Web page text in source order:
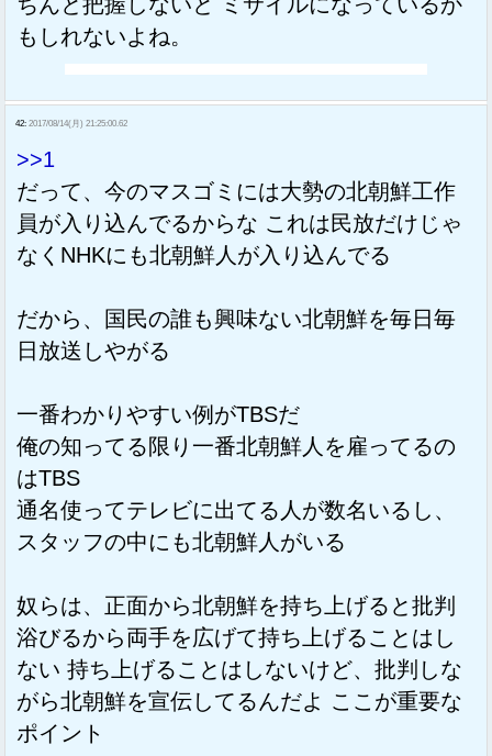
もしれないよね。
42: 2017/08/14(月) 21:25:00.62
>>1
だって、今のマスゴミには大勢の北朝鮮工作
員が入り込んでるからな これは民放だけじゃ
なくNHKにも北朝鮮人が入り込んでる
だから、国民の誰も興味ない北朝鮮を毎日毎
日放送しやがる
一番わかりやすい例がTBSだ
俺の知ってる限り一番北朝鮮人を雇ってるの
はTBS
通名使ってテレビに出てる人が数名いるし、
スタッフの中にも北朝鮮人がいる
奴らは、正面から北朝鮮を持ち上げると批判
浴びるから両手を広げて持ち上げることはし
ない 持ち上げることはしないけど、批判しな
がら北朝鮮を宣伝してるんだよ ここが重要な
ポイント